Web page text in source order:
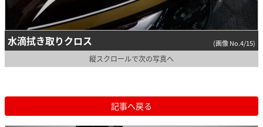
水滴拭き取りクロス (画像 No.4/15)
縦スクロールで次の写真へ
記事へ戻る